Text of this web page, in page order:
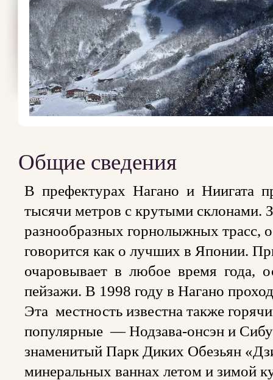
Общие сведения
В префектурах Нагано и Ниигата
тысячи метров с крутыми склонами.
разнообразных горнолыжных трасс,
говорится как о лучших в Японии.
очаровывает в любое время года,
пейзажи. В 1998 году в Нагано
Эта местность известна также
популярные — Нодзава-онсэн и
знаменитый Парк Диких Обезьян
минеральных ваннах летом и зимой